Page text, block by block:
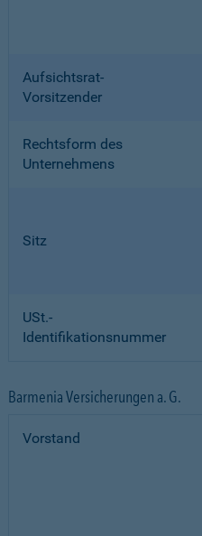
Aufsichtsrat-
Vorsitzender
Rechtsform des
Unternehmens
Sitz
USt.-
Identifikationsnummer
Barmenia Versicherungen a. G.
Vorstand